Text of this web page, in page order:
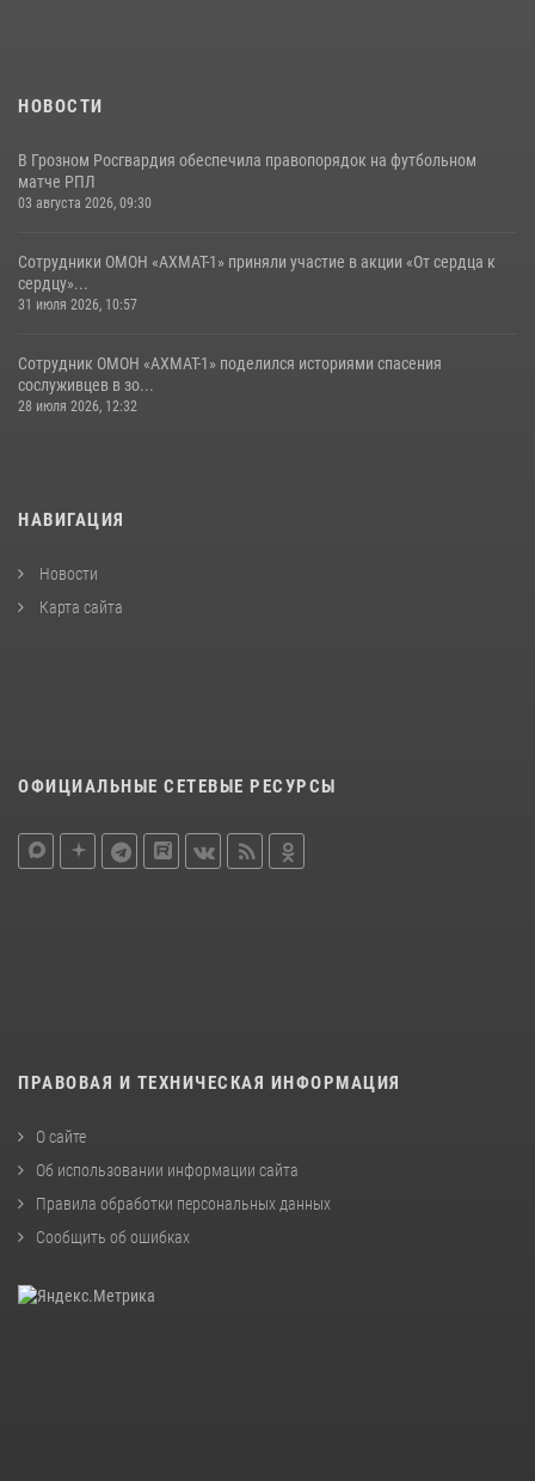
НОВОСТИ
В Грозном Росгвардия обеспечила правопорядок на футбольном
матче РПЛ
03 августа 2026, 09:30
Сотрудники ОМОН «АХМАТ-1» приняли участие в акции «От сердца к
сердцу»...
31 июля 2026, 10:57
Сотрудник ОМОН «АХМАТ-1» поделился историями спасения
сослуживцев в зо...
28 июля 2026, 12:32
НАВИГАЦИЯ
Новости
Карта сайта
ОФИЦИАЛЬНЫЕ СЕТЕВЫЕ РЕСУРСЫ
ПРАВОВАЯ И ТЕХНИЧЕСКАЯ ИНФОРМАЦИЯ
О сайте
Об использовании информации сайта
Правила обработки персональных данных
Сообщить об ошибках